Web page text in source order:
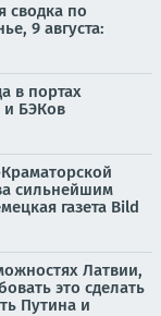
сводка по
9 августа:
в портах
и БЭКов
сильнейшим
газета Bild
Латвии,
это сделать
Путина и